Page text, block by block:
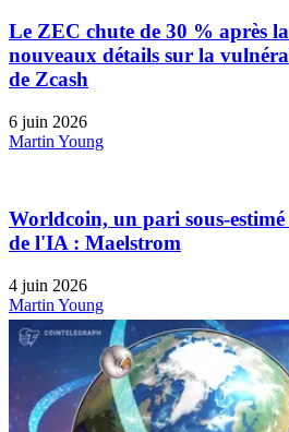
Le ZEC chute de 30 % après
nouveaux détails sur la
de Zcash
6 juin 2026
Martin Young
Worldcoin, un pari sous-
de l'IA : Maelstrom
4 juin 2026
Martin Young